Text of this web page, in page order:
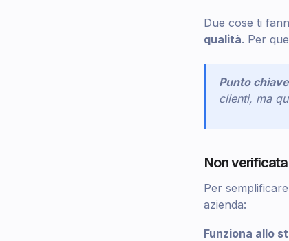
Due cose ti
qualità. Per
Punto
clienti, ma
Non
Per
azienda:
Funziona allo